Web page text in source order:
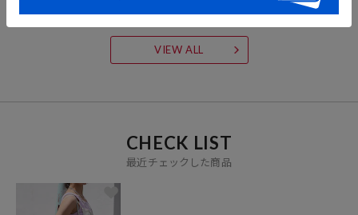
VIEW ALL
CHECK LIST
最近チェックした商品